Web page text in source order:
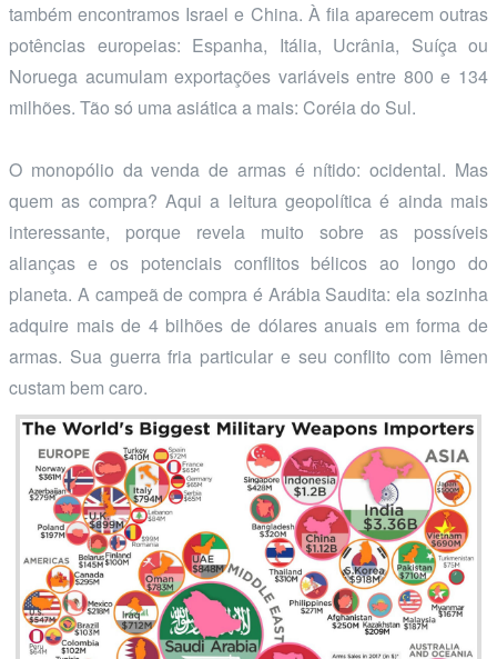
também encontramos Israel e China. À fila aparecem outras
potências europeias: Espanha, Itália, Ucrânia, Suíça ou
Noruega acumulam exportações variáveis entre 800 e 134
milhões. Tão só uma asiática a mais: Coréia do Sul.
O monopólio da venda de armas é nítido: ocidental. Mas
quem as compra? Aqui a leitura geopolítica é ainda mais
interessante, porque revela muito sobre as possíveis
alianças e os potenciais conflitos bélicos ao longo do
planeta. A campeã de compra é Arábia Saudita: ela sozinha
adquire mais de 4 bilhões de dólares anuais em forma de
armas. Sua guerra fria particular e seu conflito com Iêmen
custam bem caro.